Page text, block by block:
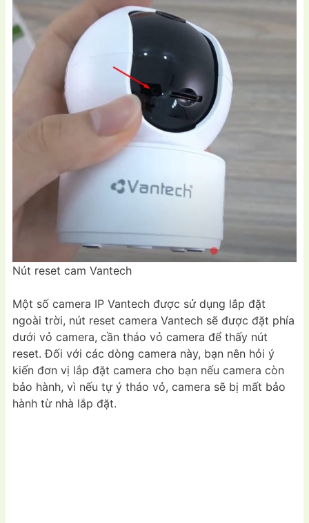
Nút reset cam Vantech
Một số camera IP Vantech được sử dụng lắp đặt
ngoài trời, nút reset camera Vantech sẽ được đặt phía
dưới vỏ camera, cần tháo vỏ camera để thấy nút
reset. Đối với các dòng camera này, bạn nên hỏi ý
kiến đơn vị lắp đặt camera cho bạn nếu camera còn
bảo hành, vì nếu tự ý tháo vỏ, camera sẽ bị mất bảo
hành từ nhà lắp đặt.